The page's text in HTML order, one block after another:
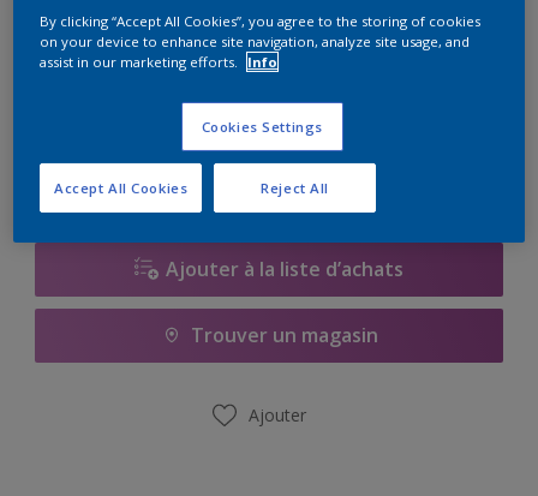
Quantité Calculateur de peinture
Ajouter à la liste d’achats
Trouver un magasin
Ajouter
By clicking “Accept All Cookies”, you agree to the storing of cookies
on your device to enhance site navigation, analyze site usage, and
assist in our marketing efforts.
Info
Cookies Settings
Reject All
Accept All Cookies